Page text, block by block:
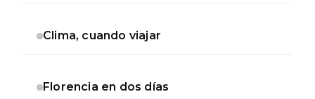
Clima, cuando viajar
Florencia en dos días